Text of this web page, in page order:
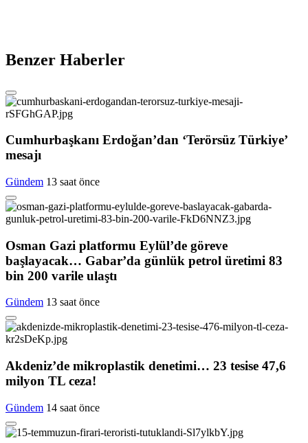
Benzer Haberler
Cumhurbaşkanı Erdoğan’dan ‘Terörsüz Türkiye’
mesajı
Gündem 13 saat önce
Osman Gazi platformu Eylül’de göreve
başlayacak… Gabar’da günlük petrol üretimi 83
bin 200 varile ulaştı
Gündem 13 saat önce
Akdeniz’de mikroplastik denetimi… 23 tesise 47,6
milyon TL ceza!
Gündem 14 saat önce